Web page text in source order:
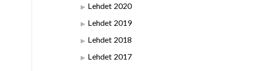
Lehdet 2020
Lehdet 2019
Lehdet 2018
Lehdet 2017